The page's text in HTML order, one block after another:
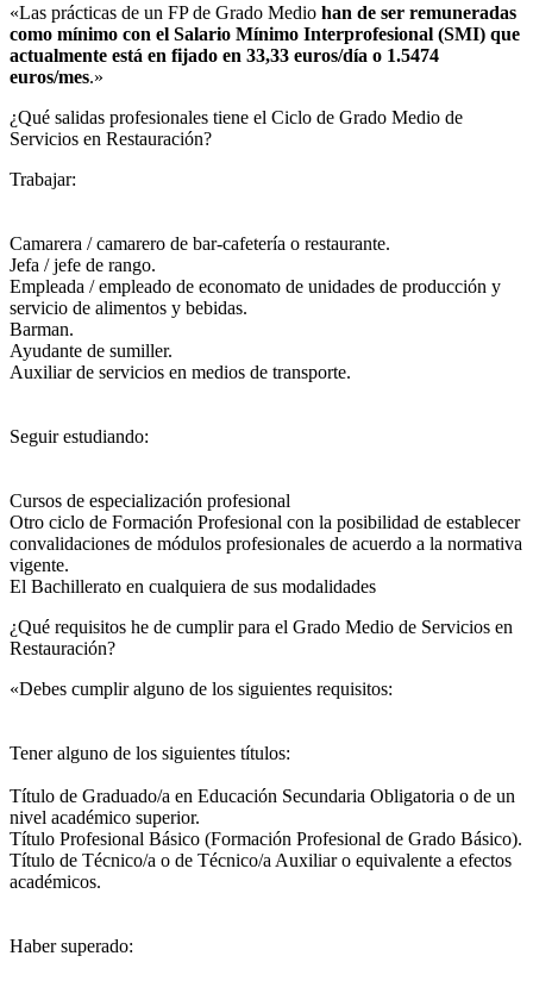
«Las prácticas de un FP de Grado Medio han de ser remuneradas
como mínimo con el Salario Mínimo Interprofesional (SMI) que
actualmente está en fijado en 33,33 euros/día o 1.5474
euros/mes.»
¿Qué salidas profesionales tiene el Ciclo de Grado Medio de
Servicios en Restauración?​
Trabajar:
Camarera / camarero de bar-cafetería o restaurante.
Jefa / jefe de rango.
Empleada / empleado de economato de unidades de producción y
servicio de alimentos y bebidas.
Barman.
Ayudante de sumiller.
Auxiliar de servicios en medios de transporte.
Seguir estudiando:
Cursos de especialización profesional
Otro ciclo de Formación Profesional con la posibilidad de establecer
convalidaciones de módulos profesionales de acuerdo a la normativa
vigente.
El Bachillerato en cualquiera de sus modalidades
¿Qué requisitos he de cumplir para el Grado Medio de Servicios en
Restauración?
«Debes cumplir alguno de los siguientes requisitos:
Tener alguno de los siguientes títulos:
Título de Graduado/a en Educación Secundaria Obligatoria o de un
nivel académico superior.
Título Profesional Básico (Formación Profesional de Grado Básico).
Título de Técnico/a o de Técnico/a Auxiliar o equivalente a efectos
académicos.
Haber superado: